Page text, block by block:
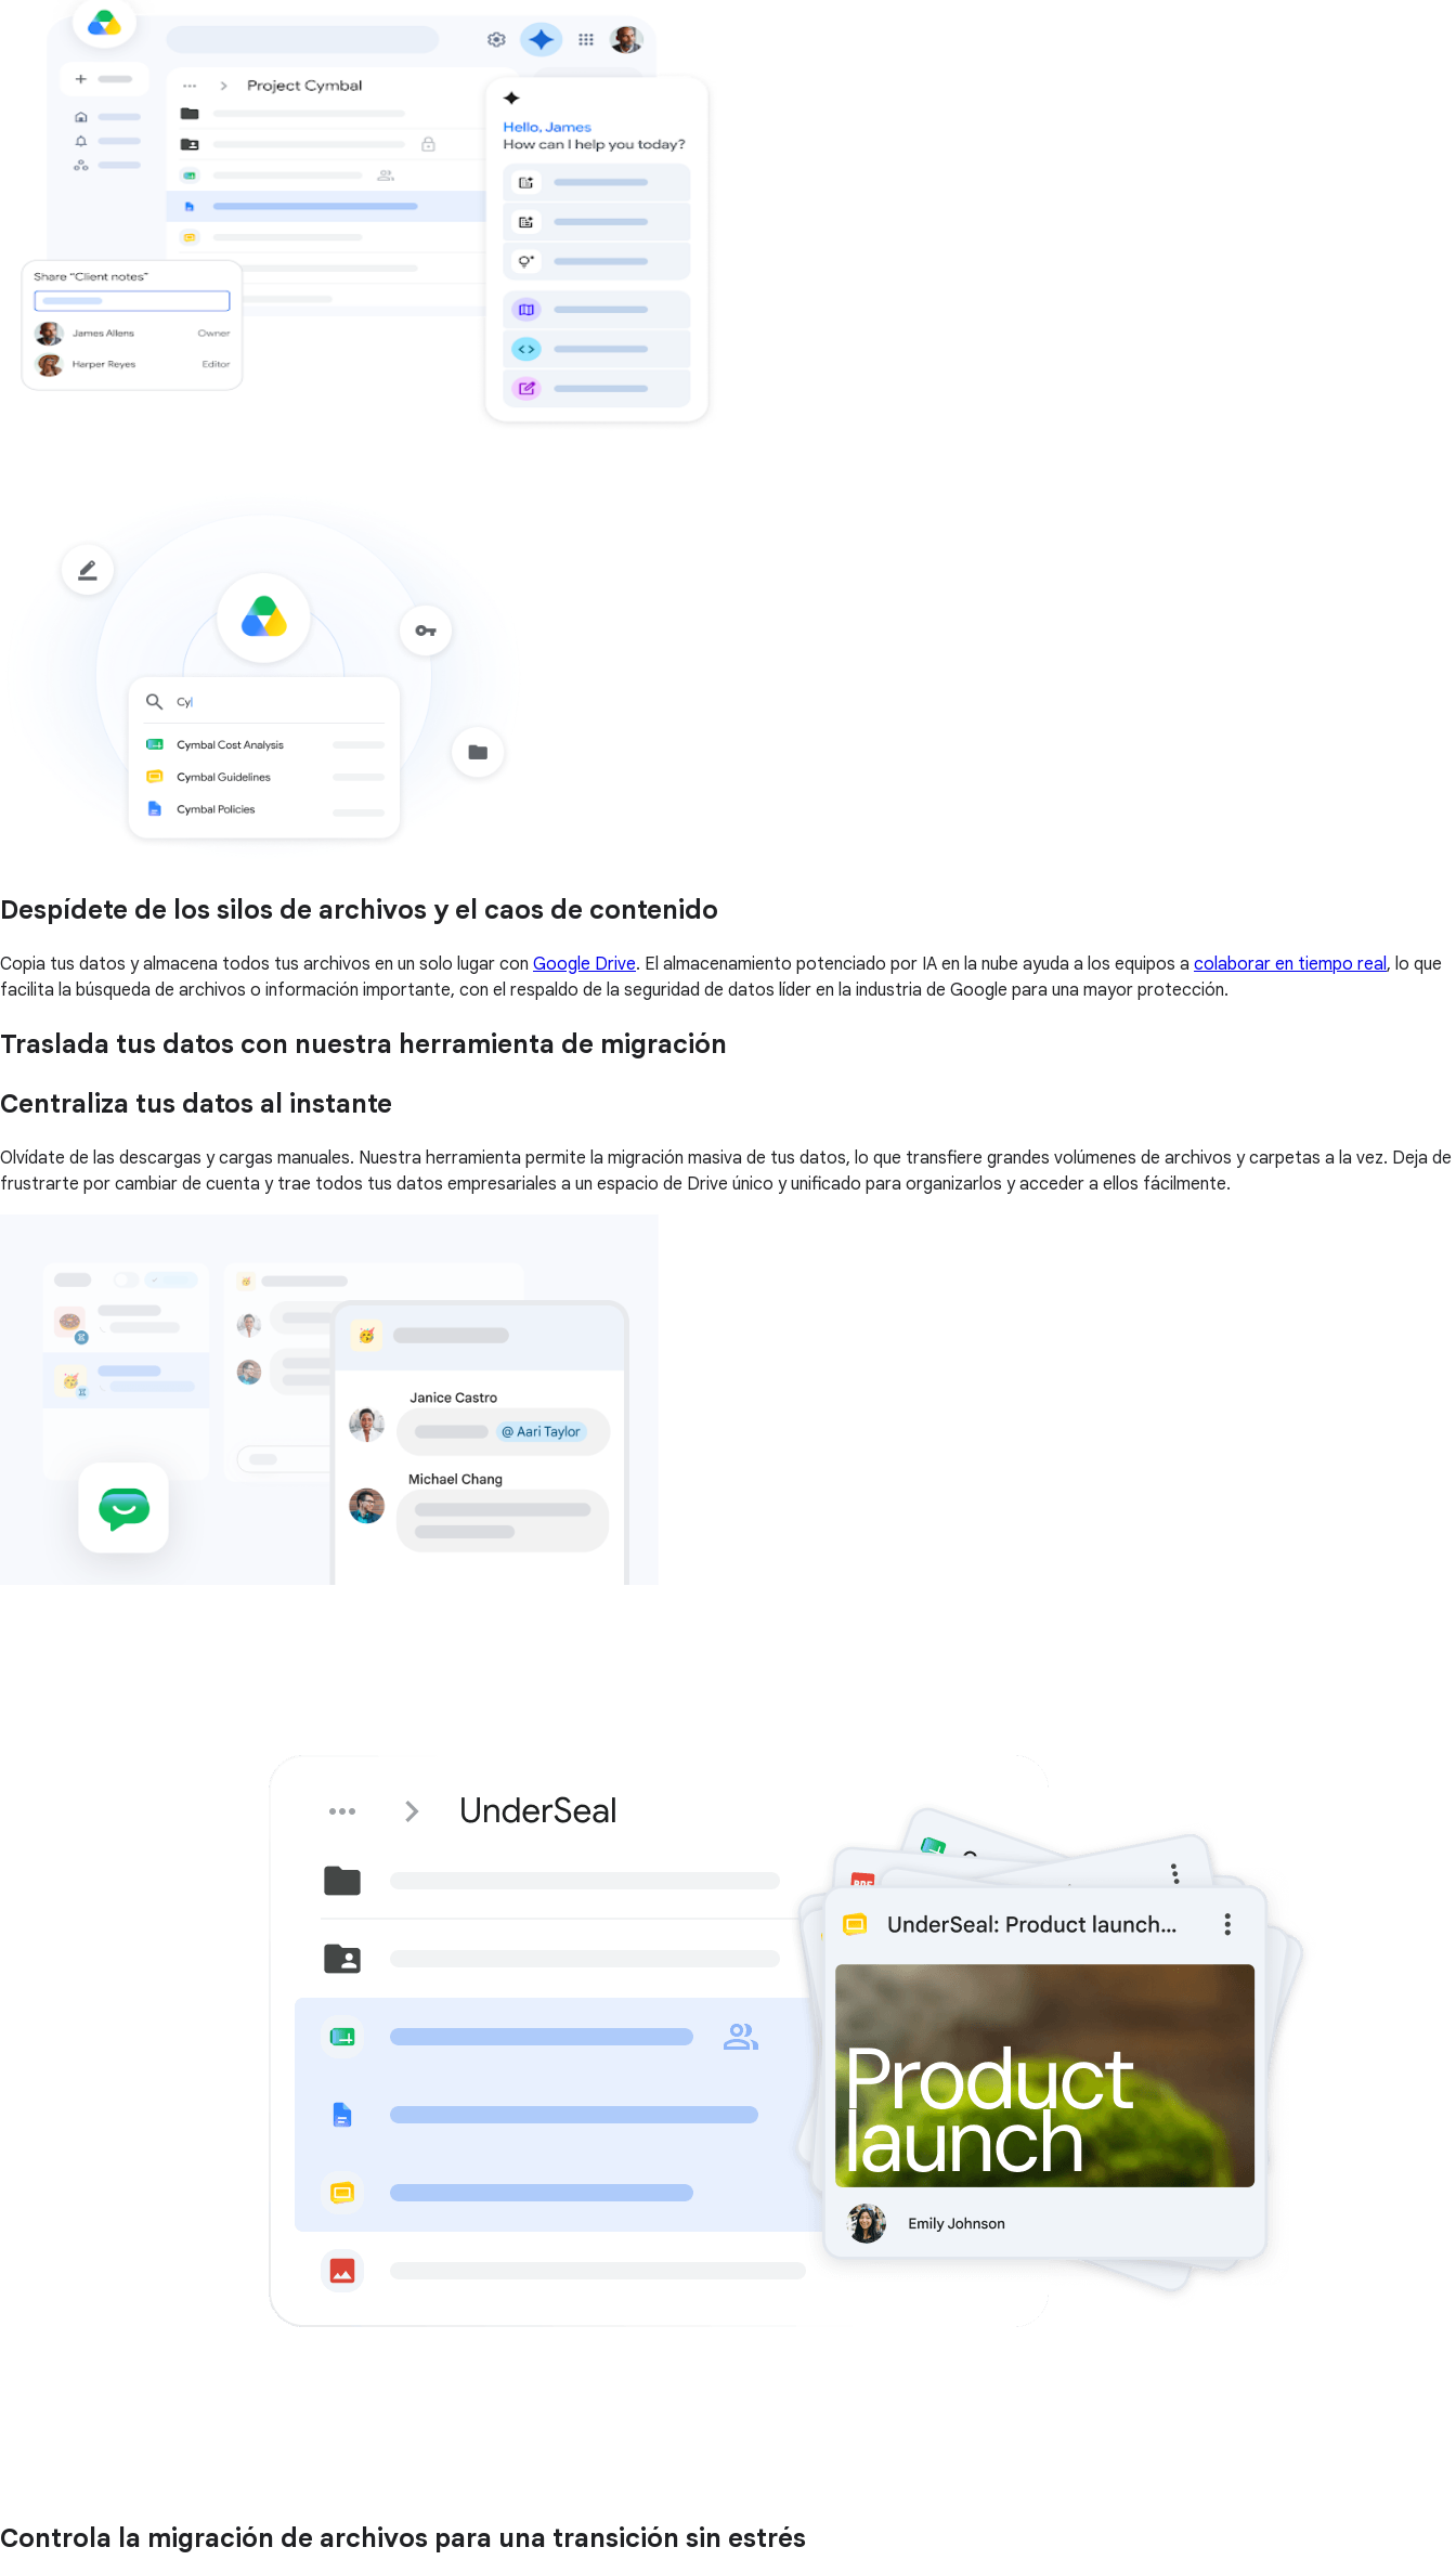
Despídete de los silos de archivos y el caos de contenido
Copia tus datos y almacena todos tus archivos en un solo lugar con Google Drive. El almacenamiento potenciado por IA en la nube ayuda a los equipos a colaborar en tiempo real , lo que
facilita la búsqueda de archivos o información importante, con el respaldo de la seguridad de datos líder en la industria de Google para una mayor protección.
Traslada tus datos con nuestra herramienta de migración
Centraliza tus datos al instante
Olvídate de las descargas y cargas manuales. Nuestra herramienta permite la migración masiva de tus datos, lo que transfiere grandes volúmenes de archivos y carpetas a la vez. Deja de
frustrarte por cambiar de cuenta y trae todos tus datos empresariales a un espacio de Drive único y unificado para organizarlos y acceder a ellos fácilmente.
Controla la migración de archivos para una transición sin estrés